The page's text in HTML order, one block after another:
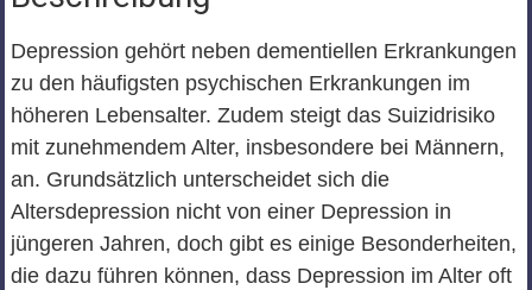
Depression gehört neben dementiellen Erkrankungen
zu den häufigsten psychischen Erkrankungen im
höheren Lebensalter. Zudem steigt das Suizidrisiko
mit zunehmendem Alter, insbesondere bei Männern,
an. Grundsätzlich unterscheidet sich die
Altersdepression nicht von einer Depression in
jüngeren Jahren, doch gibt es einige Besonderheiten,
die dazu führen können, dass Depression im Alter oft